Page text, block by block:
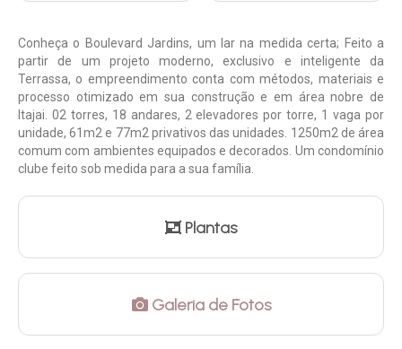
Conheça o Boulevard Jardins, um lar na medida certa; Feito a
partir de um projeto moderno, exclusivo e inteligente da
Terrassa, o empreendimento conta com métodos, materiais e
processo otimizado em sua construção e em área nobre de
Itajai. 02 torres, 18 andares, 2 elevadores por torre, 1 vaga por
unidade, 61m2 e 77m2 privativos das unidades. 1250m2 de área
comum com ambientes equipados e decorados. Um condomínio
clube feito sob medida para a sua família.
Plantas
Galeria de Fotos